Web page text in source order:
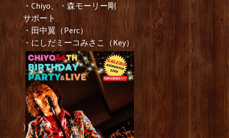
・Chiyo、・森モーリー剛
サポート
・田中翼（Perc）
・にしだミーコみさこ（Key）
)